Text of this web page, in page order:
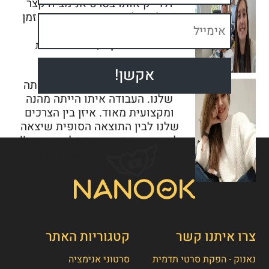
ולדייק אותו בסרט אנימציה קצר
וקולע. כל זאת בעבודה בפרקי זמן
גלעד לאווסון | משרד הבריאות
אסף הפיק סרטון תדמית לעמותה
שלנו. העבודה איתו הייתה מהנה
ומקצועית מאוד. איזן בין הצרכים
שלנו לבין התוצאה הסופית שיצאה
לא פחות ממצויינת.ממליצה בחום!!
צרו איתנו קשר
נאנוק - הפקת סרטי תדמית
קטגוריות האתר
סרטוני אנימציה